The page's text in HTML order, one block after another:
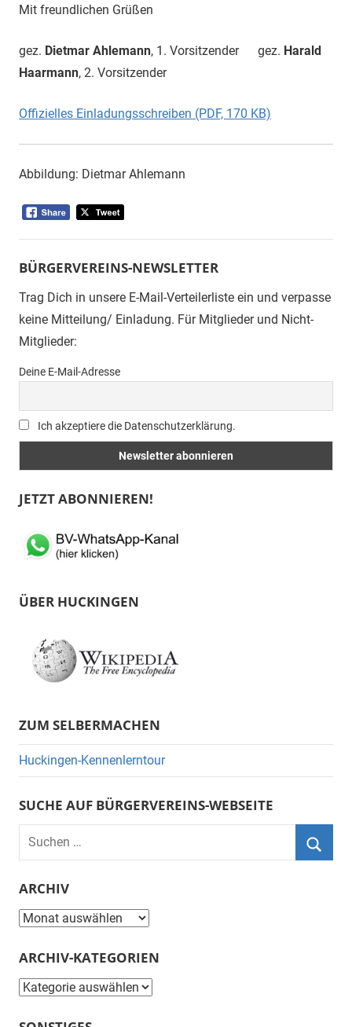
Mit freundlichen Grüßen
gez. Dietmar Ahlemann, 1. Vorsitzender gez. Harald
Haarmann, 2. Vorsitzender
Offizielles Einladungsschreiben (PDF, 170 KB)
Abbildung: Dietmar Ahlemann
BÜRGERVEREINS-NEWSLETTER
Trag Dich in unsere E-Mail-Verteilerliste ein und verpasse
keine Mitteilung/ Einladung. Für Mitglieder und Nicht-
Mitglieder:
Deine E-Mail-Adresse
Ich akzeptiere die Datenschutzerklärung.
JETZT ABONNIEREN!
ÜBER HUCKINGEN
ZUM SELBERMACHEN
Huckingen-Kennenlerntour
SUCHE AUF BÜRGERVEREINS-WEBSEITE
Suchen
nach:
ARCHIV
Archiv
ARCHIV-KATEGORIEN
Archiv-